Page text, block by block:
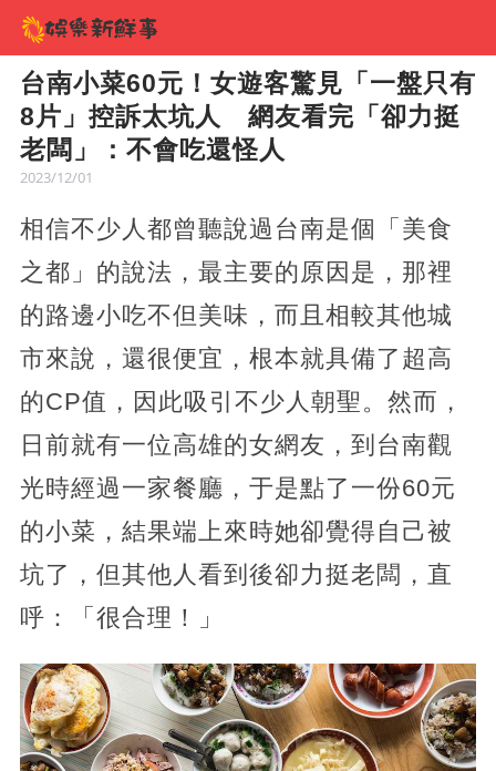
台南小菜60元！女遊客驚見「一盤只有
8片」控訴太坑人 網友看完「卻力挺
老闆」：不會吃還怪人
2023/12/01
相信不少人都曾聽說過台南是個「美食
之都」的說法，最主要的原因是，那裡
的路邊小吃不但美味，而且相較其他城
市來說，還很便宜，根本就具備了超高
的CP值，因此吸引不少人朝聖。然而，
日前就有一位高雄的女網友，到台南觀
光時經過一家餐廳，于是點了一份60元
的小菜，結果端上來時她卻覺得自己被
坑了，但其他人看到後卻力挺老闆，直
呼：「很合理！」